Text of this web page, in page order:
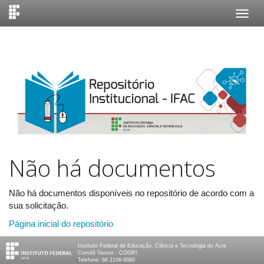
Não há documentos
Não há documentos disponíveis no repositório de acordo com a
sua solicitação.
Página inicial do repositório
Instituto Federal de Educação, Ciência e Tecnologia do Acre
Comitê Gestor - COGRI
Telefone: 68 2106-6860